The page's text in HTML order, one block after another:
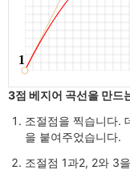
3점 베지어 곡선을 만드
조절점을 찍습니다.
을 붙여주었습니다.
조절점 1과2, 2와 3